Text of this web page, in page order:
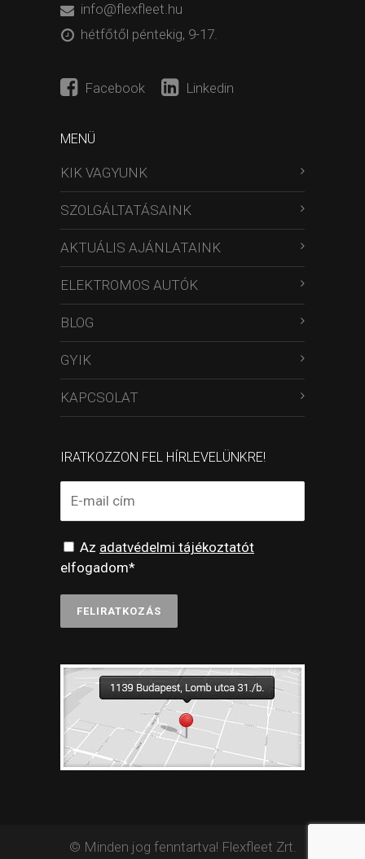
info@flexfleet.hu
hétfőtől péntekig, 9-17.
Facebook Linkedin
MENÜ
KIK VAGYUNK
SZOLGÁLTATÁSAINK
AKTUÁLIS AJÁNLATAINK
ELEKTROMOS AUTÓK
BLOG
GYIK
KAPCSOLAT
IRATKOZZON FEL HÍRLEVELÜNKRE!
Az adatvédelmi tájékoztatót
elfogadom*
© Minden jog fenntartva! Flexfleet Zrt.